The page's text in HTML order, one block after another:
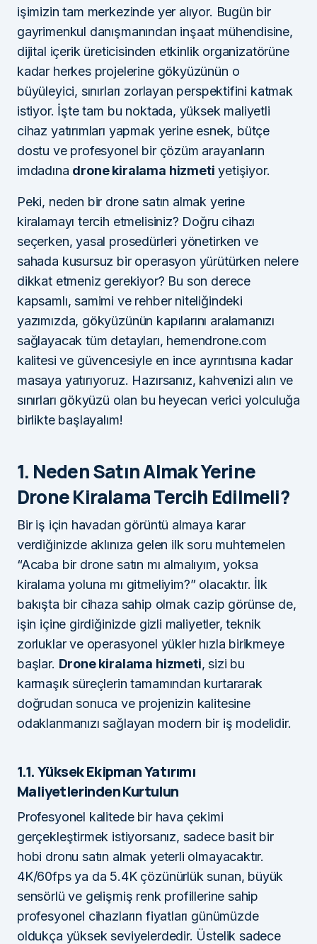
işimizin tam merkezinde yer alıyor. Bugün bir
gayrimenkul danışmanından inşaat mühendisine,
dijital içerik üreticisinden etkinlik organizatörüne
kadar herkes projelerine gökyüzünün o
büyüleyici, sınırları zorlayan perspektifini katmak
istiyor. İşte tam bu noktada, yüksek maliyetli
cihaz yatırımları yapmak yerine esnek, bütçe
dostu ve profesyonel bir çözüm arayanların
imdadına drone kiralama hizmeti yetişiyor.
Peki, neden bir drone satın almak yerine
kiralamayı tercih etmelisiniz? Doğru cihazı
seçerken, yasal prosedürleri yönetirken ve
sahada kusursuz bir operasyon yürütürken nelere
dikkat etmeniz gerekiyor? Bu son derece
kapsamlı, samimi ve rehber niteliğindeki
yazımızda, gökyüzünün kapılarını aralamanızı
sağlayacak tüm detayları, hemendrone.com
kalitesi ve güvencesiyle en ince ayrıntısına kadar
masaya yatırıyoruz. Hazırsanız, kahvenizi alın ve
sınırları gökyüzü olan bu heyecan verici yolculuğa
birlikte başlayalım!
1. Neden Satın Almak Yerine
Drone Kiralama Tercih Edilmeli?
Bir iş için havadan görüntü almaya karar
verdiğinizde aklınıza gelen ilk soru muhtemelen
“Acaba bir drone satın mı almalıyım, yoksa
kiralama yoluna mı gitmeliyim?” olacaktır. İlk
bakışta bir cihaza sahip olmak cazip görünse de,
işin içine girdiğinizde gizli maliyetler, teknik
zorluklar ve operasyonel yükler hızla birikmeye
başlar. Drone kiralama hizmeti, sizi bu
karmaşık süreçlerin tamamından kurtararak
doğrudan sonuca ve projenizin kalitesine
odaklanmanızı sağlayan modern bir iş modelidir.
1.1. Yüksek Ekipman Yatırımı
Maliyetlerinden Kurtulun
Profesyonel kalitede bir hava çekimi
gerçekleştirmek istiyorsanız, sadece basit bir
hobi dronu satın almak yeterli olmayacaktır.
4K/60fps ya da 5.4K çözünürlük sunan, büyük
sensörlü ve gelişmiş renk profillerine sahip
profesyonel cihazların fiyatları günümüzde
oldukça yüksek seviyelerdedir. Üstelik sadece